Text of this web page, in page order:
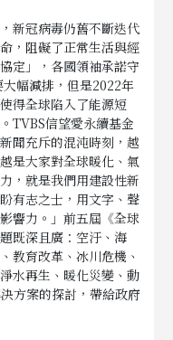
新冠病毒仍舊不斷迭代
，阻礙了正常生活與經
定」，各國領袖承諾守
幅減排，但是2022年
得全球陷入了能源短
TVBS信望愛永續基金
聞充斥的混沌時刻，越
是大家對全球暖化、氣
，就是我們用建設性新
有志之士，用文字、聲
響力。」前五屆《全球
既深且廣：空汙、海
教育改革、冰川危機、
水再生、暖化災變、動
方案的探討，帶給政府